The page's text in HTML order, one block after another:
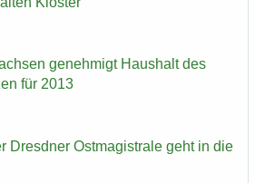
ge­neh­migt Haus­halt des
für 2013
Dresd­ner Ost­ma­gis­tra­le geht in die